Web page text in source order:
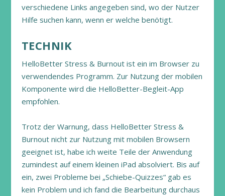
verschiedene Links angegeben sind, wo der Nutzer
Hilfe suchen kann, wenn er welche benötigt.
TECHNIK
HelloBetter Stress & Burnout ist ein im Browser zu
verwendendes Programm. Zur Nutzung der mobilen
Komponente wird die HelloBetter-Begleit-App
empfohlen.
Trotz der Warnung, dass HelloBetter Stress &
Burnout nicht zur Nutzung mit mobilen Browsern
geeignet ist, habe ich weite Teile der Anwendung
zumindest auf einem kleinen iPad absolviert. Bis auf
ein, zwei Probleme bei „Schiebe-Quizzes“ gab es
kein Problem und ich fand die Bearbeitung durchaus